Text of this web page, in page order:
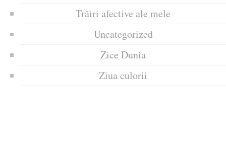
Trăiri afective ale mele
Uncategorized
Zice Dunia
Ziua culorii